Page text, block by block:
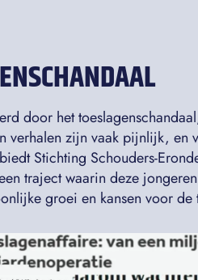
door het
verhalen zijn vaak pijnlijk, en
biedt Stichting Schouders-
traject waarin deze
groei en kansen voor de